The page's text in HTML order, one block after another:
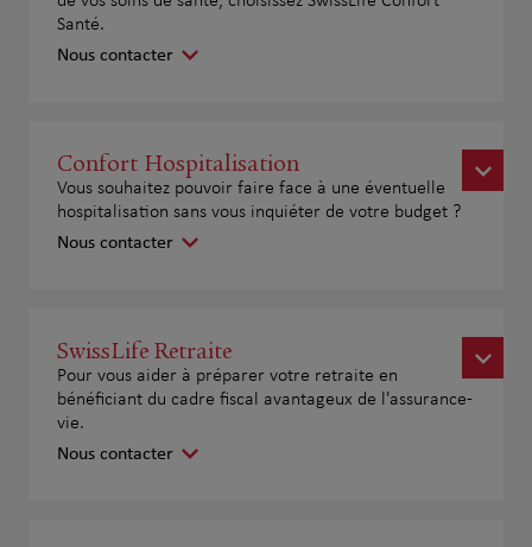
Santé.
Nous contacter
Confort Hospitalisation
Vous souhaitez pouvoir faire face à une éventuelle
hospitalisation sans vous inquiéter de votre budget ?
Nous contacter
SwissLife Retraite
Pour vous aider à préparer votre retraite en
bénéficiant du cadre fiscal avantageux de l'assurance-
vie.
Nous contacter